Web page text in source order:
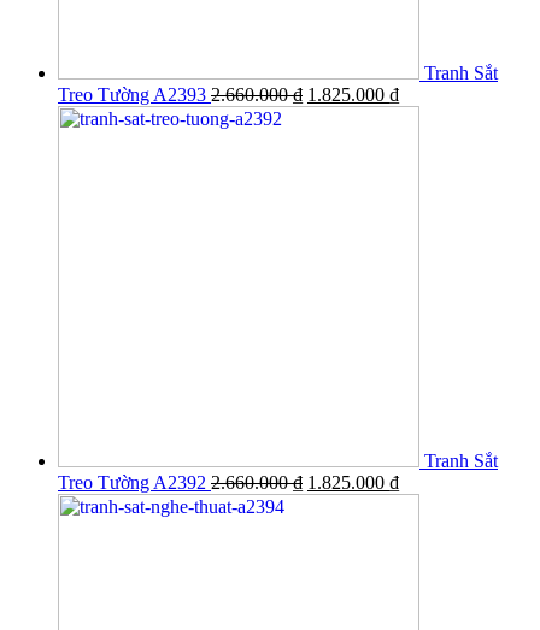
Tranh Sắt
Treo Tường A2393 2.660.000₫ 1.825.000 ₫
Tranh Sắt
Treo Tường A2392 2.660.000₫ 1.825.000 ₫